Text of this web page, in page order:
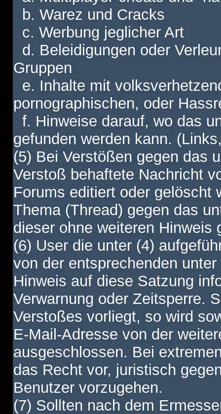
b. Warez und Cracks
c. Werbung jeglicher Art
d. Beleidigungen oder
Gruppen
e. Inhalte mit
pornographischen, oder
f. Hinweise darauf, wo das
gefunden werden kann.
(5) Bei Verstößen gegen das
Verstoß behaftete Nachricht
Forums editiert oder gelöscht
Thema (Thread) gegen das
dieser ohne weiteren Hinweis
(6) User die unter (4)
von der entsprechenden
Hinweis auf diese Satzung
Verwarnung oder Zeitsperre.
Verstoßes vorliegt, so wird
E-Mail-Adresse von der
ausgeschlossen. Bei
das Recht vor, juristisch
Benutzer vorzugehen.
(7) Sollten nach dem